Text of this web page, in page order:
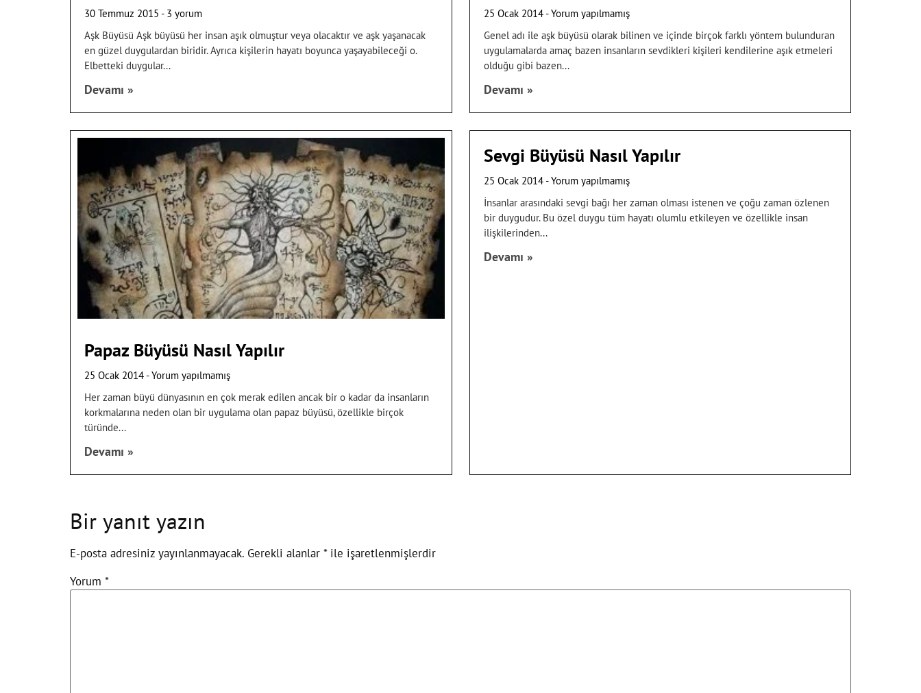
30 Temmuz 2015
3 yorum
Aşk Büyüsü Aşk büyüsü her insan aşık olmuştur veya olacaktır ve aşk yaşanacak
en güzel duygulardan biridir. Ayrıca kişilerin hayatı boyunca yaşayabileceği o.
Elbetteki duygular
Devamı »
25 Ocak 2014 Yorum yapılmamış
Genel adı ile aşk büyüsü olarak bilinen ve içinde birçok farklı yöntem bulunduran
uygulamalarda amaç bazen insanların sevdikleri kişileri kendilerine aşık etmeleri
olduğu gibi bazen
Devamı »
Papaz Büyüsü Nasıl Yapılır
25 Ocak 2014 Yorum yapılmamış
Her zaman büyü dünyasının en çok merak edilen ancak bir o kadar da insanların
korkmalarına neden olan bir uygulama olan papaz büyüsü, özellikle birçok
türünde
Devamı »
Sevgi Büyüsü Nasıl Yapılır
25 Ocak 2014 Yorum yapılmamış
İnsanlar arasındaki sevgi bağı her zaman olması istenen ve çoğu zaman özlenen
bir duygudur. Bu özel duygu tüm hayatı olumlu etkileyen ve özellikle insan
ilişkilerinden
Devamı »
Bir yanıt yazın
E-posta adresiniz yayınlanmayacak. Gerekli alanlar *ile işaretlenmişlerdir
Yorum *